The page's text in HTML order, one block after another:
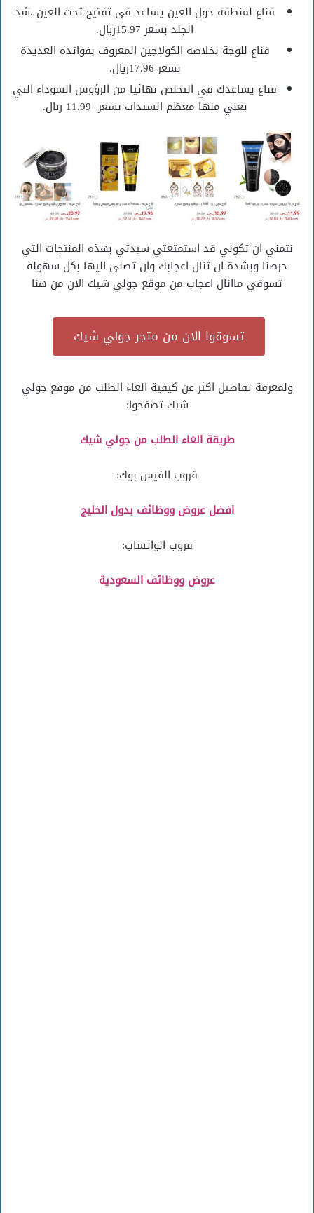
قناع لمنطقه حول العين يساعد في تفتيح تحت العين ،شد
الجلد بسعر 15.97ريال.
قناع للوجة بخلاصه الكولاجين المعروف بفوائده العديدة
بسعر 17.96ريال.
قناع يساعدك في التخلص نهائيا من الرؤوس السوداء التي
يعني منها معظم السيدات بسعر 11.99 ريال.
نتمني ان تكوني قد استمتعتي سيدتي بهذه المنتجات التي
حرصنا وبشدة ان تنال اعجابك وان تصلي اليها بكل سهولة
تسوقي ماانال اعجاب من موقع جولي شيك الان من هنا
تسوقوا الان من متجر جولي شيك
ولمعرفة تفاصيل اكثر عن كيفية الغاء الطلب من موقع جولي
شيك تصفحوا:
طريقة الغاء الطلب من جولي شيك
قروب الفيس بوك:
افضل عروض ووظائف بدول الخليج
قروب الواتساب:
عروض ووظائف السعودية